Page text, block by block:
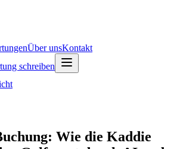
Über unsKontakt
schreiben
Wie die Kaddie